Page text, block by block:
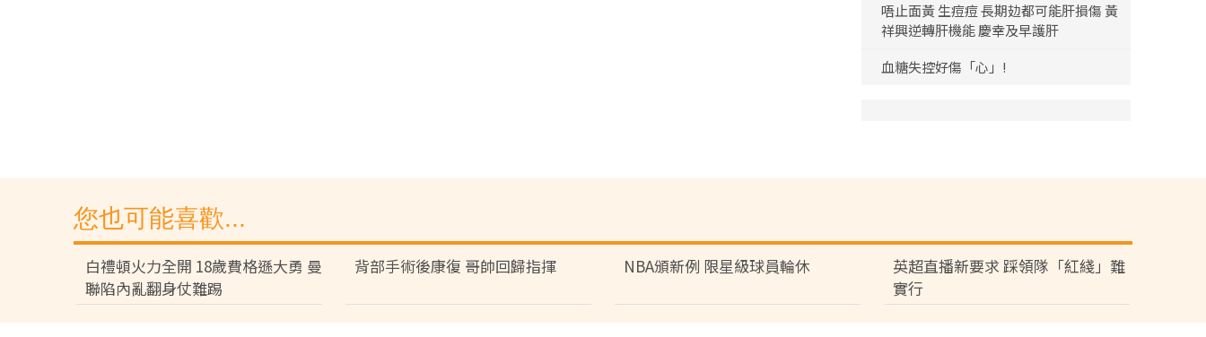
唔止面黃 生痘痘 長期攰都可能肝損傷 黃
祥興逆轉肝機能 慶幸及早護肝
血糖失控好傷「心」!
您也可能喜歡...
白禮頓火力全開 18歲費格遜大勇 曼
聯陷內亂翻身仗難踢
背部手術後康復 哥帥回歸指揮 NBA頒新例 限星級球員輪休
英超直播新要求 踩領隊「紅綫」難
實行